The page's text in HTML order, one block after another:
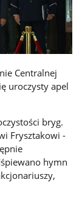
Centralnej
uroczysty apel
bryg.
Frysztakowi -
hymn